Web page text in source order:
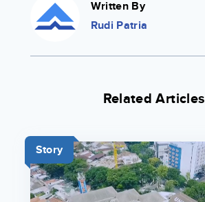
Written By
Rudi Patria
Related Articles
Story